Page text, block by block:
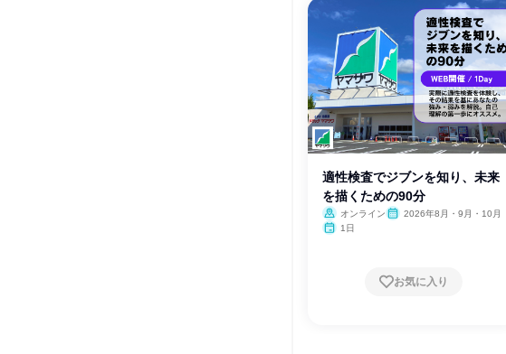
適性検査でジブンを知り、未来
を描くための90分
オンライン
2026年8月・9月・10月
1日
お気に入り